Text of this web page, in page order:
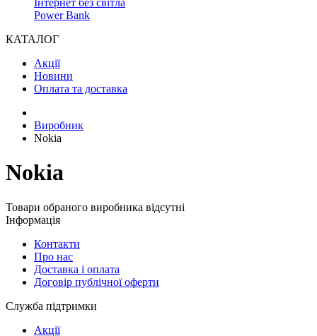
Інтернет без світла
Power Bank
КАТАЛОГ
Акції
Новини
Оплата та доставка
Виробник
Nokia
Nokia
Товари обраного виробника відсутні
Інформація
Контакти
Про нас
Доставка і оплата
Договір публічної оферти
Служба підтримки
Акції